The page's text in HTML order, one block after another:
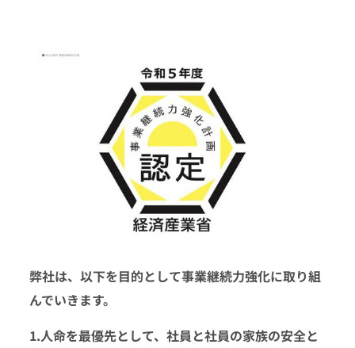
弊社は、以下を目的として事業継続力強化に取り組
んでいきます。
1.人命を最優先として、社員と社員の家族の安全と